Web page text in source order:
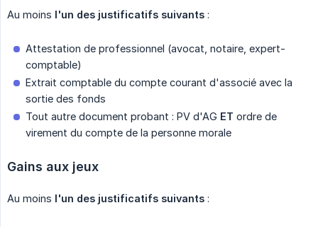
Au moins l'un des justificatifs suivants :
Attestation de professionnel (avocat, notaire, expert-
comptable)
Extrait comptable du compte courant d'associé avec la
sortie des fonds
Tout autre document probant : PV d'AG ET ordre de
virement du compte de la personne morale
Gains aux jeux
Au moins l'un des justificatifs suivants :